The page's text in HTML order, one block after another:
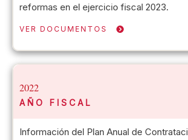
reformas en el ejercicio fiscal 2023.
VER DOCUMENTOS
2022
AÑO FISCAL
Información del Plan Anual de